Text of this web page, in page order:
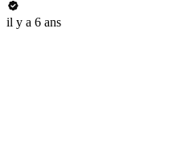
il y a 6 ans